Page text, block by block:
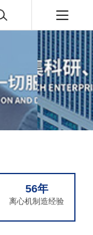
56年
离心机制造经验